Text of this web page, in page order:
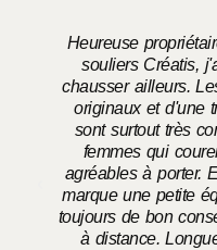
Heureuse
souliers Créatis,
chausser ailleurs.
originaux et d'une
sont surtout très
femmes qui
agréables à porter.
marque une petite
toujours de bon
à distance.